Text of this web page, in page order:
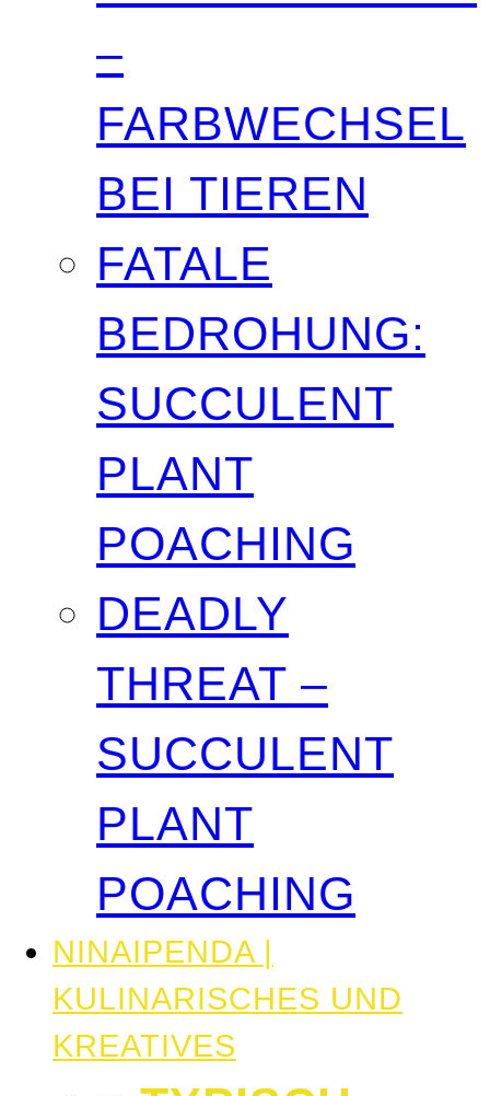
–
FARBWECHSEL
BEI TIEREN
FATALE
BEDROHUNG:
SUCCULENT
PLANT
POACHING
DEADLY
THREAT –
SUCCULENT
PLANT
POACHING
NINAIPENDA |
KULINARISCHES UND
KREATIVES